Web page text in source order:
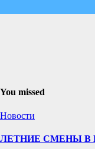
You missed
Новости
ЛЕТНИЕ СМЕНЫ В